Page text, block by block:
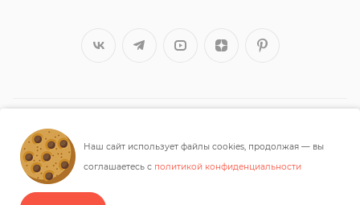
2026 © ООО «МАШУК»
Наш сайт использует файлы cookies, продолжая — вы
соглашаетесь с политикой конфиденциальности